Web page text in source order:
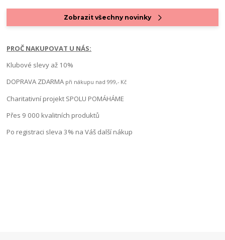
Zobrazit všechny novinky
PROČ NAKUPOVAT U NÁS:
Klubové slevy až 10%
DOPRAVA ZDARMA při nákupu nad 999,- Kč
Charitativní projekt SPOLU POMÁHÁME
Přes 9 000 kvalitních produktů
Po registraci sleva 3% na Váš další nákup